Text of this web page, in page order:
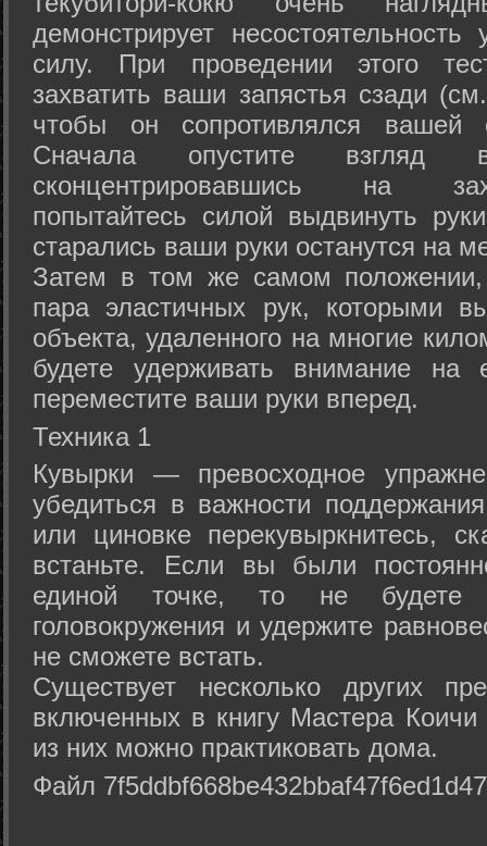
демонстрирует
силу. При проведении этого
захватить ваши запястья сзади
чтобы он сопротивлялся вашей
Сначала опустите
сконцентрировавшись на
попытайтесь силой выдвинуть
старались ваши руки останутся на
Затем в том же самом положении,
пара эластичных рук, которыми
объекта, удаленного на многие
будете удерживать внимание на
переместите ваши руки вперед.
Техника 1
Кувырки — превосходное
убедиться в важности
или циновке перекувыркнитесь,
встаньте. Если вы были
единой точке, то не будете
головокружения и удержите
не сможете встать.
Существует несколько других
включенных в книгу Мастера
из них можно практиковать дома.
Файл